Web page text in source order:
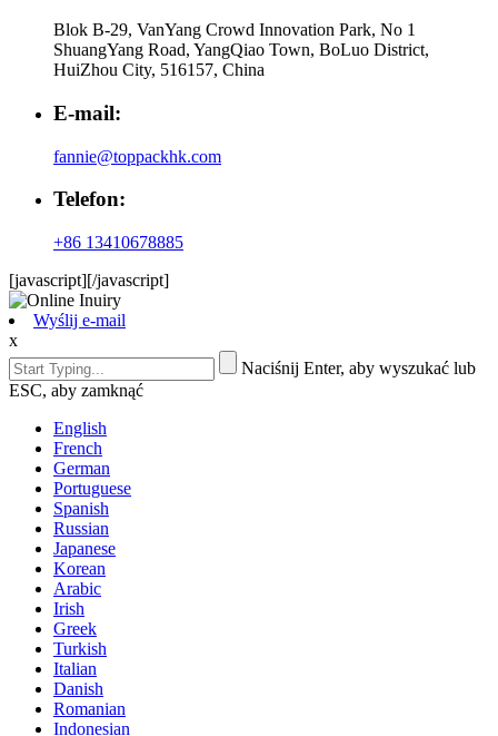
Blok B-29, VanYang Crowd Innovation Park, No 1
ShuangYang Road, YangQiao Town, BoLuo District,
HuiZhou City, 516157, China
E-mail:
fannie@toppackhk.com
Telefon:
+86 13410678885
[javascript][/javascript]
Wyślij e-mail
x
Naciśnij Enter, aby wyszukać lub
ESC, aby zamknąć
English
French
German
Portuguese
Spanish
Russian
Japanese
Korean
Arabic
Irish
Greek
Turkish
Italian
Danish
Romanian
Indonesian